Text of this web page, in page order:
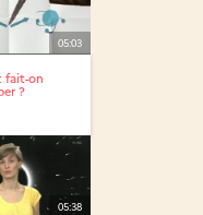
05:03
fait-on
?
05:38